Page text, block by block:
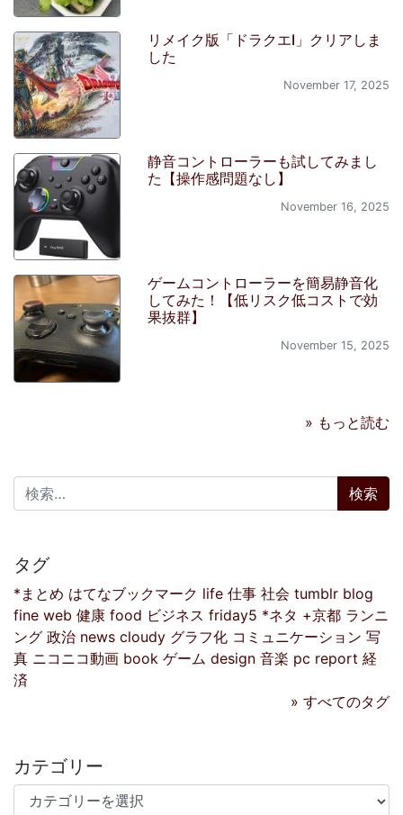
リメイク版「ドラクエI」クリアしま
した
November 17, 2025
静音コントローラーも試してみまし
た【操作感問題なし】
November 16, 2025
ゲームコントローラーを簡易静音化
してみた！【低リスク低コストで効
果抜群】
November 15, 2025
» もっと読む
検索:
タグ
*まとめ はてなブックマーク life 仕事 社会 tumblr blog
fine web 健康 food ビジネス friday5 *ネタ +京都 ランニ
ング 政治 news cloudy グラフ化 コミュニケーション 写
真 ニコニコ動画 book ゲーム design 音楽 pc report 経
済
» すべてのタグ
カテゴリー
カテゴリー